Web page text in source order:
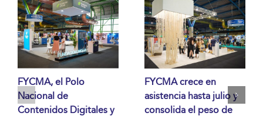
FYCMA, el Polo
Nacional de
Contenidos Digitales y
FYCMA crece en
asistencia hasta julio y
consolida el peso de